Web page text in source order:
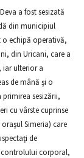
a fost sesizată
din municipiul
o echipă operativă,
din Uricani, care a
iar ulterior a
de mână și o
sesizării,
cu vârste cuprinse
Simeria) care
de
corporal,